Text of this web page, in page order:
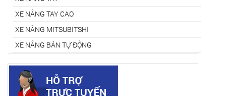
XE NÂNG TAY CAO
XE NÂNG MITSUBITSHI
XE NÂNG BÁN TỰ ĐỘNG